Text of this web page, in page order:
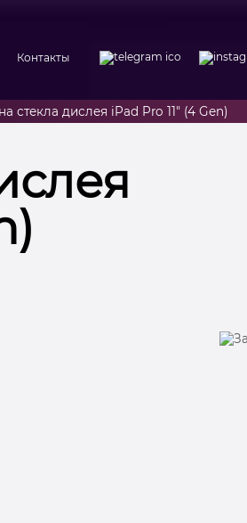
Контакты
стекла дислея iPad Pro 11″ (4 Gen)